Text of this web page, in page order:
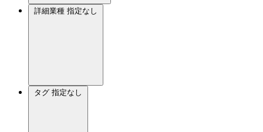
詳細業種 指定なし
タグ 指定なし